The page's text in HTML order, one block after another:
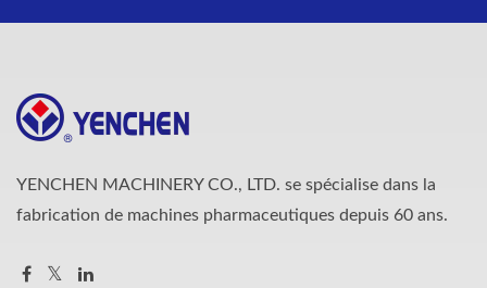
YENCHEN MACHINERY CO., LTD. se spécialise dans la
fabrication de machines pharmaceutiques depuis 60 ans.